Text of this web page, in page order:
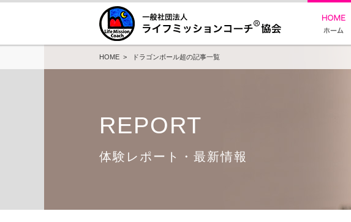
HOME > ドラゴンボール超の記事一覧
REPORT
体験レポート・最新情報